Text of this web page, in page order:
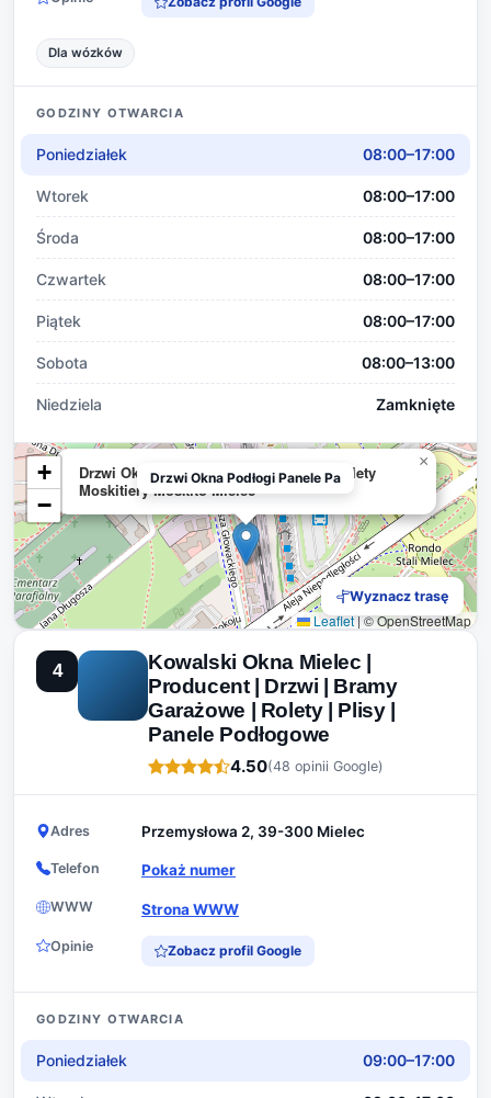
Dla wózków
GODZINY OTWARCIA
Poniedziałek 08:00–17:00
Wtorek 08:00–17:00
Środa 08:00–17:00
Czwartek 08:00–17:00
Piątek 08:00–17:00
Sobota 08:00–13:00
Niedziela Zamknięte
Drzwi Okna Podłogi Panele Parapety Rolety
Moskitiery Moskito Mielec
×
+
−
Leaflet|© OpenStreetMap
Drzwi Okna Podłogi Panele Pa
Wyznacz trasę
4
Kowalski Okna Mielec |
Producent | Drzwi | Bramy
Garażowe | Rolety | Plisy |
Panele Podłogowe
4.50(48 opinii Google)
Adres Przemysłowa 2, 39-300 Mielec
Telefon Pokaż numer
WWW Strona WWW
Opinie Zobacz profil Google
GODZINY OTWARCIA
Poniedziałek 09:00–17:00